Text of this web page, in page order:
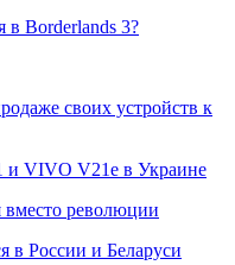
в Borderlands 3?
своих устройств к
и VIVO V21e в Украине
революции
в России и Беларуси